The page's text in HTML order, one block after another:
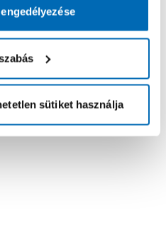
sütiket használja